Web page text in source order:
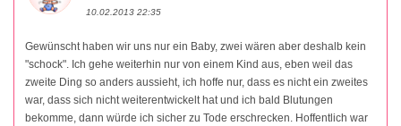
10.02.2013 22:35
Gewünscht haben wir uns nur ein Baby, zwei wären aber deshalb kein
"schock". Ich gehe weiterhin nur von einem Kind aus, eben weil das
zweite Ding so anders aussieht, ich hoffe nur, dass es nicht ein zweites
war, dass sich nicht weiterentwickelt hat und ich bald Blutungen
bekomme, dann würde ich sicher zu Tode erschrecken. Hoffentlich war